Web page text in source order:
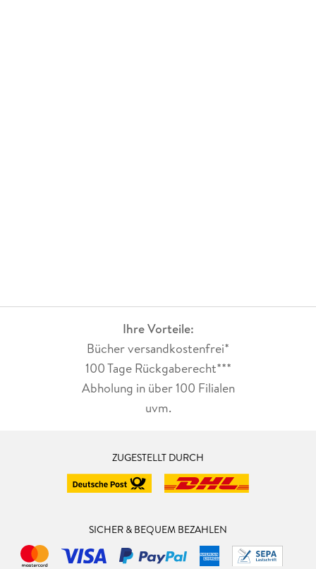
Ihre Vorteile:
Bücher versandkostenfrei*
100 Tage Rückgaberecht***
Abholung in über 100 Filialen
uvm.
ZUGESTELLT DURCH
SICHER & BEQUEM BEZAHLEN